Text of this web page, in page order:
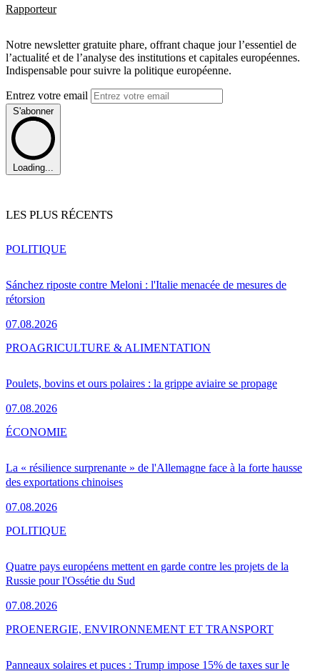
Rapporteur
Notre newsletter gratuite phare, offrant chaque jour l’essentiel de
l’actualité et de l’analyse des institutions et capitales européennes.
Indispensable pour suivre la politique européenne.
Entrez votre email
S'abonner
Loading...
LES PLUS RÉCENTS
Sánchez riposte contre Meloni : l'Italie menacée de mesures de
rétorsion
07.08.2026
POLITIQUE
Poulets, bovins et ours polaires : la grippe aviaire se propage
07.08.2026
PROAGRICULTURE & ALIMENTATION
La « résilience surprenante » de l'Allemagne face à la forte hausse
des exportations chinoises
07.08.2026
ÉCONOMIE
Quatre pays européens mettent en garde contre les projets de la
Russie pour l'Ossétie du Sud
07.08.2026
POLITIQUE
Panneaux solaires et puces : Trump impose 15% de taxes sur le
PROENERGIE, ENVIRONNEMENT ET TRANSPORT